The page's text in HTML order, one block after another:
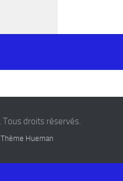
Tous droits réservés.
Thème Hueman